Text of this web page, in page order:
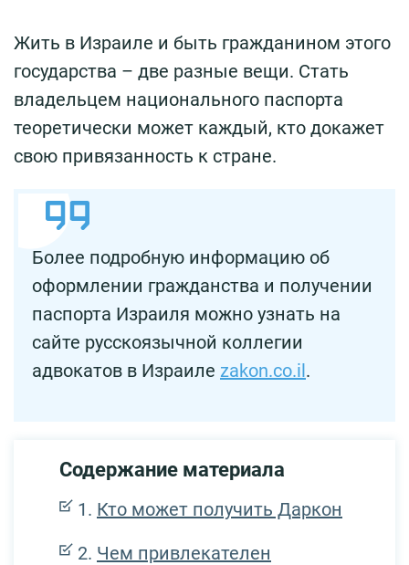
Жить в Израиле и быть гражданином этого
государства – две разные вещи. Стать
владельцем национального паспорта
теоретически может каждый, кто докажет
свою привязанность к стране.
Более подробную информацию об
оформлении гражданства и получении
паспорта Израиля можно узнать на
сайте русскоязычной коллегии
адвокатов в Израиле zakon.co.il.
Содержание материала
Кто может получить Даркон
Чем привлекателен